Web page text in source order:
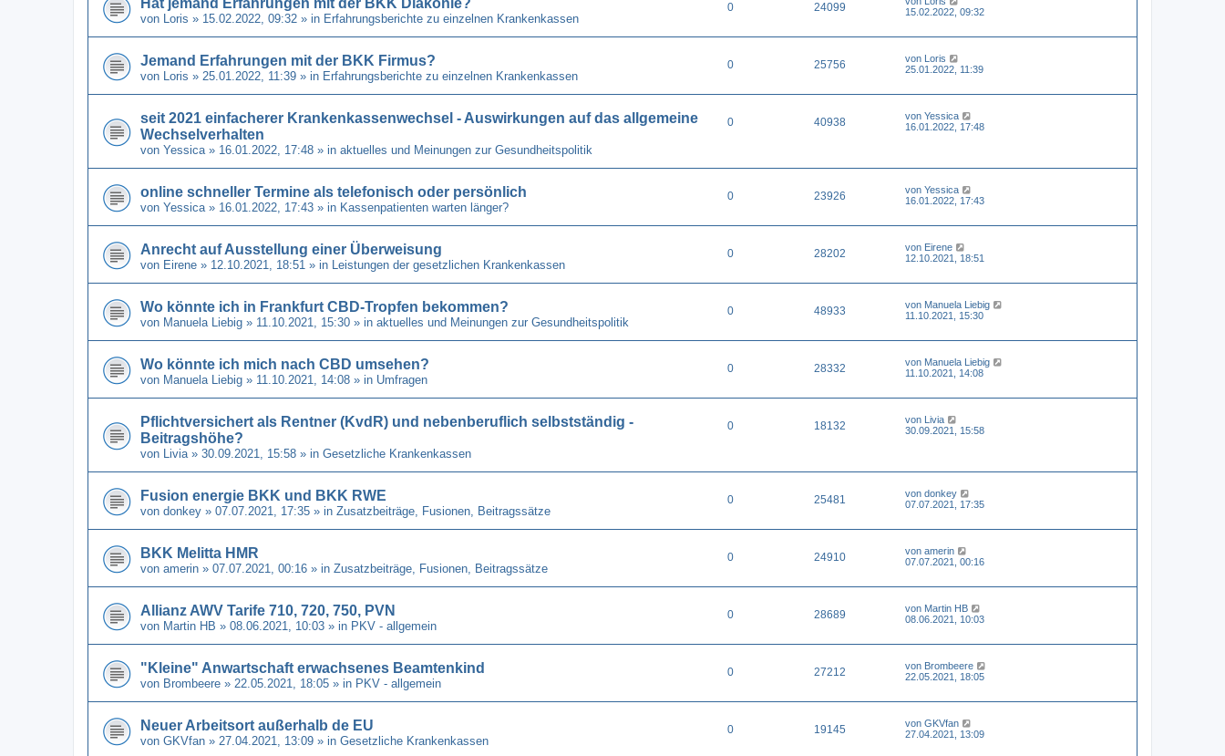
von Loris » 15.02.2022, 09:32 » in Erfahrungsberichte zu einzelnen Krankenkassen
0 24099
15.02.2022, 09:32
Jemand Erfahrungen mit der BKK Firmus?
von Loris » 25.01.2022, 11:39 » in Erfahrungsberichte zu einzelnen Krankenkassen
0 25756 von Loris
25.01.2022, 11:39
seit 2021 einfacherer Krankenkassenwechsel - Auswirkungen auf das allgemeine
Wechselverhalten
von Yessica » 16.01.2022, 17:48 » in aktuelles und Meinungen zur Gesundheitspolitik
0 40938 von Yessica
16.01.2022, 17:48
online schneller Termine als telefonisch oder persönlich
von Yessica » 16.01.2022, 17:43 » in Kassenpatienten warten länger?
0 23926 von Yessica
16.01.2022, 17:43
Anrecht auf Ausstellung einer Überweisung
von Eirene » 12.10.2021, 18:51 » in Leistungen der gesetzlichen Krankenkassen
0 28202 von Eirene
12.10.2021, 18:51
Wo könnte ich in Frankfurt CBD-Tropfen bekommen?
von Manuela Liebig » 11.10.2021, 15:30 » in aktuelles und Meinungen zur Gesundheitspolitik
0 48933 von Manuela Liebig
11.10.2021, 15:30
Wo könnte ich mich nach CBD umsehen?
von Manuela Liebig » 11.10.2021, 14:08 » in Umfragen
0 28332 von Manuela Liebig
11.10.2021, 14:08
Pflichtversichert als Rentner (KvdR) und nebenberuflich selbstständig -
Beitragshöhe?
von Livia » 30.09.2021, 15:58 » in Gesetzliche Krankenkassen
0 18132 von Livia
30.09.2021, 15:58
Fusion energie BKK und BKK RWE
von donkey » 07.07.2021, 17:35 » in Zusatzbeiträge, Fusionen, Beitragssätze
0 25481 von donkey
07.07.2021, 17:35
BKK Melitta HMR
von amerin » 07.07.2021, 00:16 » in Zusatzbeiträge, Fusionen, Beitragssätze
0 24910 von amerin
07.07.2021, 00:16
Allianz AWV Tarife 710, 720, 750, PVN
von Martin HB » 08.06.2021, 10:03 » in PKV - allgemein
0 28689 von Martin HB
08.06.2021, 10:03
"Kleine" Anwartschaft erwachsenes Beamtenkind
von Brombeere » 22.05.2021, 18:05 » in PKV - allgemein
0 27212 von Brombeere
22.05.2021, 18:05
Neuer Arbeitsort außerhalb de EU
von GKVfan » 27.04.2021, 13:09 » in Gesetzliche Krankenkassen
0 19145 von GKVfan
27.04.2021, 13:09